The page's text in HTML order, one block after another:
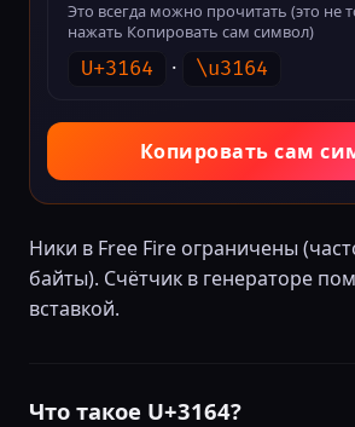
Это всегда можно прочитать (это не
нажать Копировать сам символ)
U+3164 · \u3164
Копировать сам
Ники в Free Fire ограничены
байты). Счётчик в генераторе
вставкой.
Что такое U+3164?